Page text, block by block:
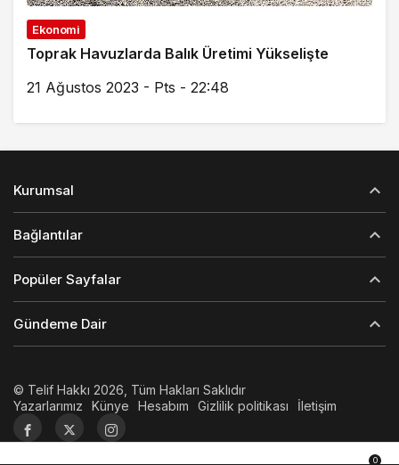
Ekonomi
Toprak Havuzlarda Balık Üretimi Yükselişte
21 Ağustos 2023 - Pts - 22:48
Kurumsal
Bağlantılar
Popüler Sayfalar
Gündeme Dair
© Telif Hakkı 2026, Tüm Hakları Saklıdır
Yazarlarımız
Künye Hesabım Gizlilik politikası İletişim
0